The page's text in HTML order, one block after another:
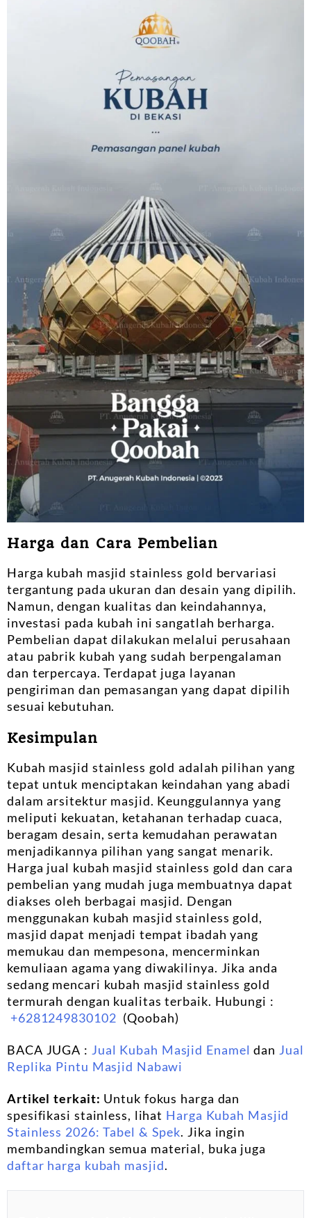
Harga dan Cara Pembelian
Harga kubah masjid stainless gold bervariasi
tergantung pada ukuran dan desain yang dipilih.
Namun, dengan kualitas dan keindahannya,
investasi pada kubah ini sangatlah berharga.
Pembelian dapat dilakukan melalui perusahaan
atau pabrik kubah yang sudah berpengalaman
dan terpercaya. Terdapat juga layanan
pengiriman dan pemasangan yang dapat dipilih
sesuai kebutuhan.
Kesimpulan
Kubah masjid stainless gold adalah pilihan yang
tepat untuk menciptakan keindahan yang abadi
dalam arsitektur masjid. Keunggulannya yang
meliputi kekuatan, ketahanan terhadap cuaca,
beragam desain, serta kemudahan perawatan
menjadikannya pilihan yang sangat menarik.
Harga jual kubah masjid stainless gold dan cara
pembelian yang mudah juga membuatnya dapat
diakses oleh berbagai masjid. Dengan
menggunakan kubah masjid stainless gold,
masjid dapat menjadi tempat ibadah yang
memukau dan mempesona, mencerminkan
kemuliaan agama yang diwakilinya. Jika anda
sedang mencari kubah masjid stainless gold
termurah dengan kualitas terbaik. Hubungi :
+6281249830102 (Qoobah)
BACA JUGA : Jual Kubah Masjid Enameldan Jual
Replika Pintu Masjid Nabawi
Artikel terkait: Untuk fokus harga dan
spesifikasi stainless, lihat Harga Kubah Masjid
Stainless 2026: Tabel & Spek. Jika ingin
membandingkan semua material, buka juga
daftar harga kubah masjid.